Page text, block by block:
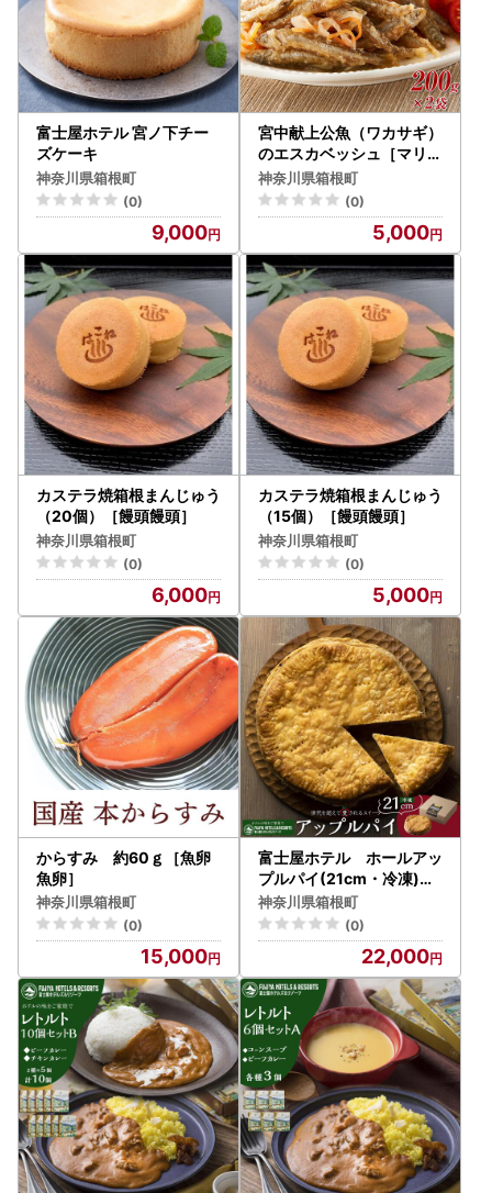
富士屋ホテル 宮ノ下チー
ズケーキ
神奈川県箱根町
(0)
9,000
宮中献上公魚（ワカサギ）
のエスカベッシュ［マリネ
マリネ］
神奈川県箱根町
(0)
5,000
カステラ焼箱根まんじゅう
（20個）［饅頭饅頭］
神奈川県箱根町
(0)
6,000
カステラ焼箱根まんじゅう
（15個）［饅頭饅頭］
神奈川県箱根町
(0)
5,000
からすみ 約60ｇ［魚卵
魚卵］
神奈川県箱根町
(0)
15,000
富士屋ホテル ホールアッ
プルパイ(21cm・冷凍)［
アップルパイ］
神奈川県箱根町
(0)
22,000